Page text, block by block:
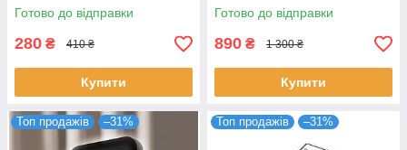
Готово до відправки
280 ₴ 410 ₴
Купити
Готово до відправки
890 ₴ 1 300 ₴
Купити
Топ продажів –31% Топ продажів –31%